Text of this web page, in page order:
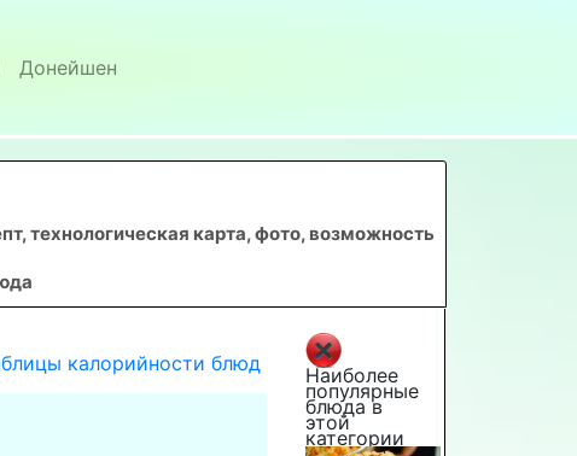
Донейшен
технологическая карта, фото, возможность
калорийности блюд
Наиболее
популярные
блюда в
этой
категории